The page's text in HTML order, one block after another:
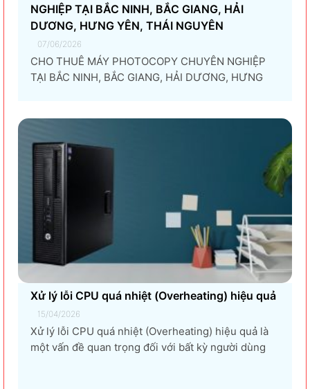
NGHIỆP TẠI BẮC NINH, BẮC GIANG, HẢI
DƯƠNG, HƯNG YÊN, THÁI NGUYÊN
07/06/2026
CHO THUÊ MÁY PHOTOCOPY CHUYÊN NGHIỆP
TẠI BẮC NINH, BẮC GIANG, HẢI DƯƠNG, HƯNG
càng nhiều doanh nghiệp lựa chọn giải pháp...
Xử lý lỗi CPU quá nhiệt (Overheating) hiệu quả
15/04/2026
Xử lý lỗi CPU quá nhiệt (Overheating) hiệu quả là
một vấn đề quan trọng đối với bất kỳ người dùng